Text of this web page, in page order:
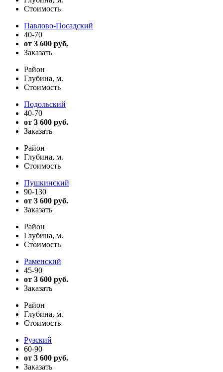
Стоимость
Павлово-Посадский
40-70
от 3 600 руб.
Заказать
Район
Глубина, м.
Стоимость
Подольский
40-70
от 3 600 руб.
Заказать
Район
Глубина, м.
Стоимость
Пушкинский
90-130
от 3 600 руб.
Заказать
Район
Глубина, м.
Стоимость
Раменский
45-90
от 3 600 руб.
Заказать
Район
Глубина, м.
Стоимость
Рузский
60-90
от 3 600 руб.
Заказать